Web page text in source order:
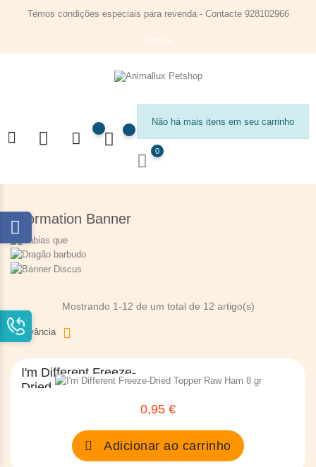
Temos condições especiais para revenda - Contacte 928102966
Conta
Não há mais itens em seu carrinho
0
Information Banner
Relevância
Mostrando 1-12 de um total de 12 artigo(s)
I'm Different Freeze-
Dried...
0,95 €
Adicionar ao carrinho